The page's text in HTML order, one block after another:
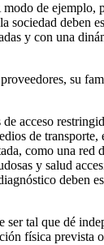
de ejemplo,
sociedad deben
y con una
su
acceso
de
como una red
y salud
deben
tal que dé
física prevista